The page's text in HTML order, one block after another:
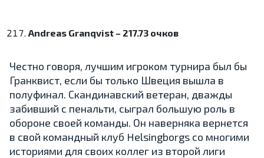
Andreas Granqvist – 217.73 очков
Честно говоря, лучшим игроком турнира был бы
Гранквист, если бы только Швеция вышла в
полуфинал. Скандинавский ветеран, дважды
забивший с пенальти, сыграл большую роль в
обороне своей команды. Он наверняка вернется
в свой командный клуб Helsingborgs со многими
историями для своих коллег из второй лиги